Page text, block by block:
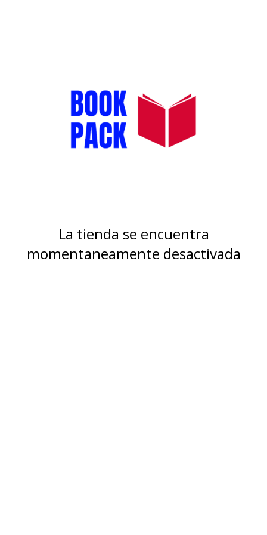
La tienda se encuentra
momentaneamente desactivada